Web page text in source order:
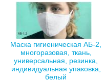
Маска гигиеническая АБ-2,
многоразовая, ткань,
универсальная, резинка,
индивидуальная упаковка,
белый